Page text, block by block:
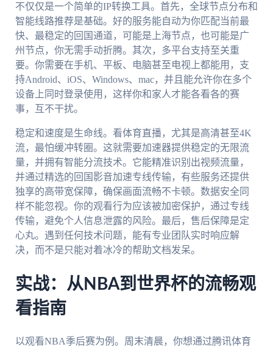
不仅仅是一个简单的IP转换工具。首先，全球节点分布和
智能线路推荐是基础。好的服务能自动为你匹配当前最
快、最稳定的回国通道，可能是上海节点，也可能是广
州节点，你无需手动折腾。其次，多平台支持至关重
要。你需要在手机、平板、电脑甚至电视上都能用，支
持Android、iOS、Windows、mac，并且能允许你在多个
设备上同时登录使用，这样你和家人才能各看各的赛
事，互不干扰。
稳定和速度是生命线。看体育直播，尤其是高清甚至4K
流，最怕缓冲转圈。这就需要加速器提供稳定的无限流
量，并拥有智能分流技术。它能精准识别出视频流量，
并通过精选的回国影音加速专线传输，有些服务还提供
独享的高带宽保障，确保画面流畅不卡顿。数据安全同
样不能忽视。你的观看行为应该被加密保护，通过专线
传输，避免个人信息泄露的风险。最后，售后保障是定
心丸。遇到任何技术问题，能有专业团队实时响应解
决，而不是只能对着冰冷的帮助文档发呆。
实战：从NBA到世界杯的流畅观
看指南
以观看NBA季后赛为例。周末清晨，你想通过腾讯体育